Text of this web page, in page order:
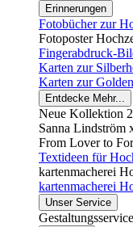
Erinnerungen
Fotobücher zur
Fotoposter
Fingerabdruck-
Karten zur
Karten zur
Entdecke Mehr...
Neue Kollektion
Sanna Lindström
From Lover to
Textideen für
kartenmacherei
kartenmacherei
Unser Service